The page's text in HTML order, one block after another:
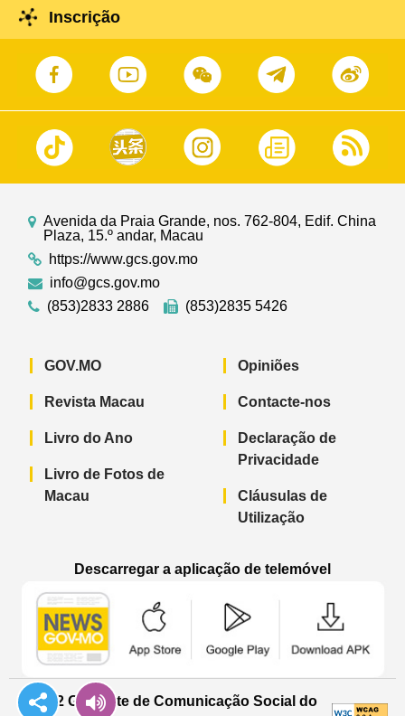
Inscrição
Avenida da Praia Grande, nos. 762-804, Edif. China
Plaza, 15.º andar, Macau
https://www.gcs.gov.mo
info@gcs.gov.mo
(853)2833 2886
(853)2835 5426
GOV.MO
Revista Macau
Livro do Ano
Livro de Fotos de
Macau
Opiniões
Contacte-nos
Declaração de
Privacidade
Cláusulas de
Utilização
Descarregar a aplicação de telemóvel
© 2022 Gabinete de Comunicação Social do